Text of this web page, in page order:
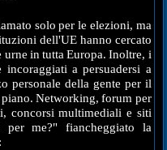
solo per le elezioni, ma
dell'UE hanno cercato
in tutta Europa. Inoltre, i
incoraggiati a persuadersi a
personale della gente per il
Networking, forum per
concorsi multimediali e siti
me?" fiancheggiato la